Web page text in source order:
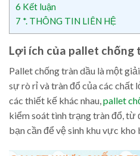
6 Kết luận
7 *. THÔNG TIN LIÊN HỆ
Lợi ích của pallet chống
Pallet chống tràn dầu là một
sự rò rỉ và tràn đổ của các chất
các thiết kế khác nhau,pallet
kiểm soát tình trạng tràn đổ, từ
bạn cần để vệ sinh khu vực kho